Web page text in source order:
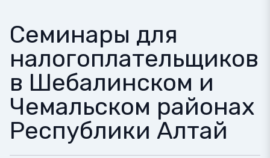
Семинары для
налогоплательщиков
в Шебалинском и
Чемальском районах
Республики Алтай